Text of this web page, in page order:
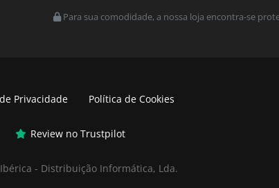
Para sua comodidade, a nossa loja encontra-se
Privacidade
Política de Cookies
Review no Trustpilot
- Distribuição Informática, Lda.